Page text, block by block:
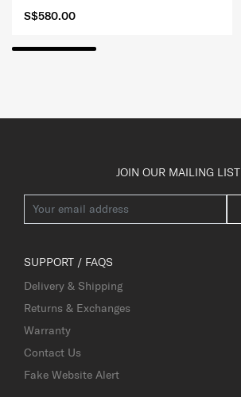
S$580.00
JOIN OUR MAILING LIST
SUPPORT / FAQS
Delivery & Shipping
Returns & Exchanges
Warranty
Contact Us
Fake Website Alert